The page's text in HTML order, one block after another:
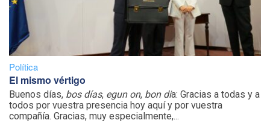
Política
El mismo vértigo
Buenos días, bos días, egun on, bon dia: Gracias a todas y a
todos por vuestra presencia hoy aquí y por vuestra
compañía. Gracias, muy especialmente,...